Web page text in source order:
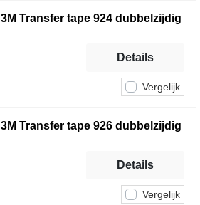
3M Transfer tape 924 dubbelzijdig
Vergelijk
Details
3M Transfer tape 926 dubbelzijdig
Vergelijk
Details